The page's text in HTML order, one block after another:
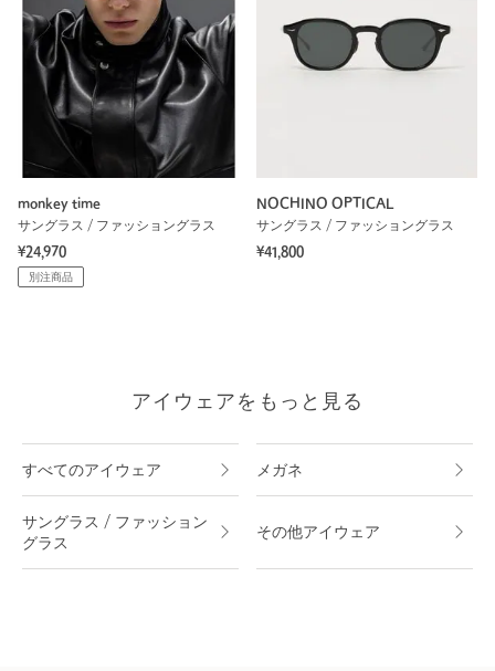
monkey time
サングラス / ファッショングラス
¥24,970
別注商品
NOCHINO OPTICAL
サングラス / ファッショングラス
¥41,800
アイウェアをもっと見る
すべてのアイウェア メガネ
サングラス / ファッション
グラス
その他アイウェア